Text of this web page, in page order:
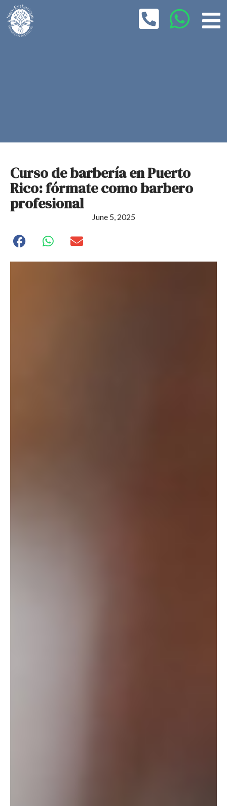
Curso de barbería en Puerto
Rico: fórmate como barbero
profesional
June 5, 2025